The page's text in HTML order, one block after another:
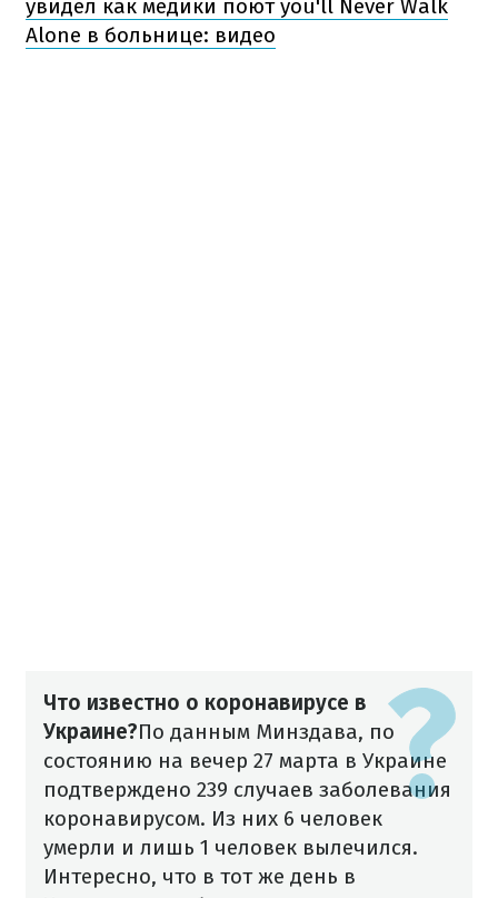
увидел как медики поют you'll Never Walk
Alone в больнице: видео
Что известно о коронавирусе в
Украине?По данным Минздава, по
состоянию на вечер 27 марта в Украине
подтверждено 239 случаев заболевания
коронавирусом. Из них 6 человек
умерли и лишь 1 человек вылечился.
Интересно, что в тот же день в